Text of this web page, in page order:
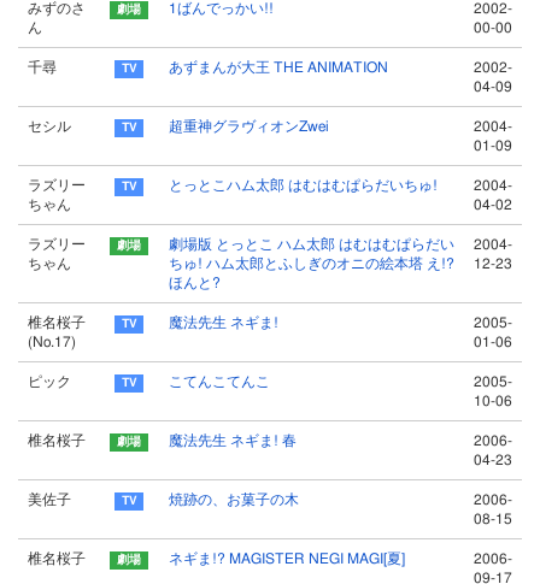
みずのさ
ん
1ばんでっかい!!
2002-
00-00
千尋 あずまんが大王 THE ANIMATION
2002-
04-09
セシル 超重神グラヴィオンZwei
2004-
01-09
ラズリー
ちゃん
とっとこハム太郎 はむはむぱらだいちゅ!
2004-
04-02
ラズリー
ちゃん
劇場版 とっとこ ハム太郎 はむはむぱらだい
ちゅ! ハム太郎とふしぎのオニの絵本塔 え!?
ほんと?
2004-
12-23
椎名桜子
(No.17)
魔法先生 ネギま!
2005-
01-06
ピック こてんこてんこ
2005-
10-06
椎名桜子 魔法先生 ネギま! 春
2006-
04-23
美佐子 焼跡の、お菓子の木
2006-
08-15
椎名桜子 ネギま!? MAGISTER NEGI MAGI[夏]
2006-
09-17